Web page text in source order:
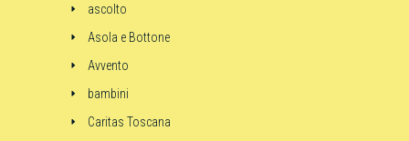
ascolto
Asola e Bottone
Avvento
bambini
Caritas Toscana